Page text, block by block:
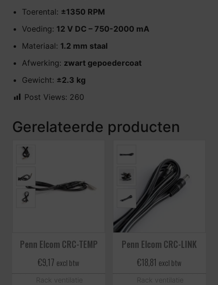
Toerental: ±1350 RPM
Voeding: 12 V DC – 750-2000 mA
Materiaal: 1.2 mm staal
Afwerking: zwart gepoedercoat
Gewicht: ±2.3 kg
Post Views: 260
Gerelateerde producten
Penn Elcom CRC-TEMP
€9,17 excl btw
Rack ventilatie
Penn Elcom CRC-LINK
€18,81 excl btw
Rack ventilatie